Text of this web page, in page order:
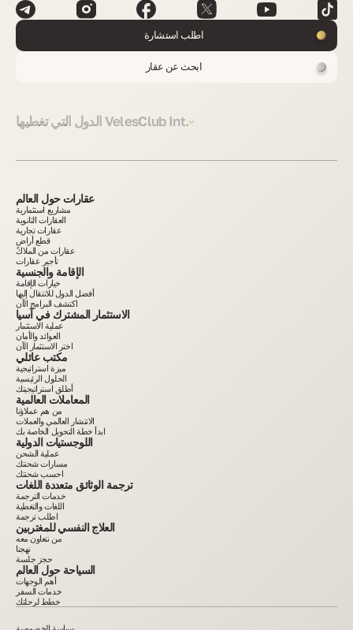
اطلب استشارة
ابحث عن عقار
الدول التي تغطيها VelesClub Int.
عقارات حول العالم
مشاريع استثمارية
العقارات الثانوية
عقارات تجارية
قطع أراضٍ
عقارات من الملاك
تأجير عقارات
الإقامة والجنسية
خيارات الإقامة
أفضل الدول للانتقال إليها
اكتشف البرامج الآن
الاستثمار المشترك في آسيا
عملية الاستثمار
العوائد والأمان
اختر الاستثمار الآن
مكتب عائلي
ميزة استراتيجية
الحلول الرئيسية
أطلق استراتيجيتك
المعاملات العالمية
من هم عملاؤنا
الانتشار العالمي والعملات
ابدأ خطة التحويل الخاصة بك
اللوجستيات الدولية
عملية الشحن
مسارات شحنتك
احسب شحنتك
ترجمة الوثائق متعددة اللغات
خدمات الترجمة
اللغات والتغطية
اطلب ترجمة
العلاج النفسي للمغتربين
من نتعاون معه
نهجنا
حجز جلسة
السياحة حول العالم
أهم الوجهات
خدمات السفر
خطط لرحلتك